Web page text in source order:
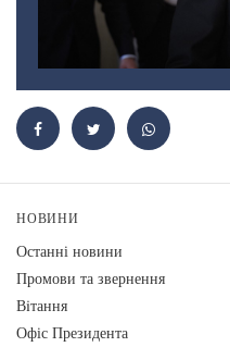
НОВИНИ
Останні новини
Промови та звернення
Вiтання
Офіс Президента